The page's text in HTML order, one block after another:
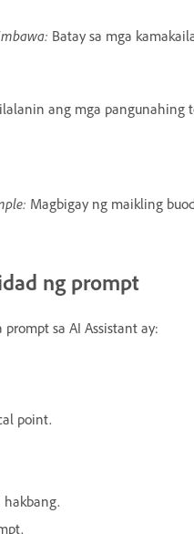
Batay sa mga
ang mga pangunahing
Magbigay ng maikling
ng prompt
sa AI Assistant ay:
point.